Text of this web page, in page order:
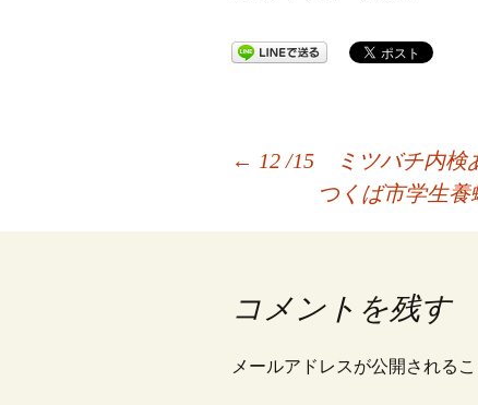
稿
← 12 /15 ミツバチ内検
つくば市学生
コメントを残す
メールアドレスが公開されるこ